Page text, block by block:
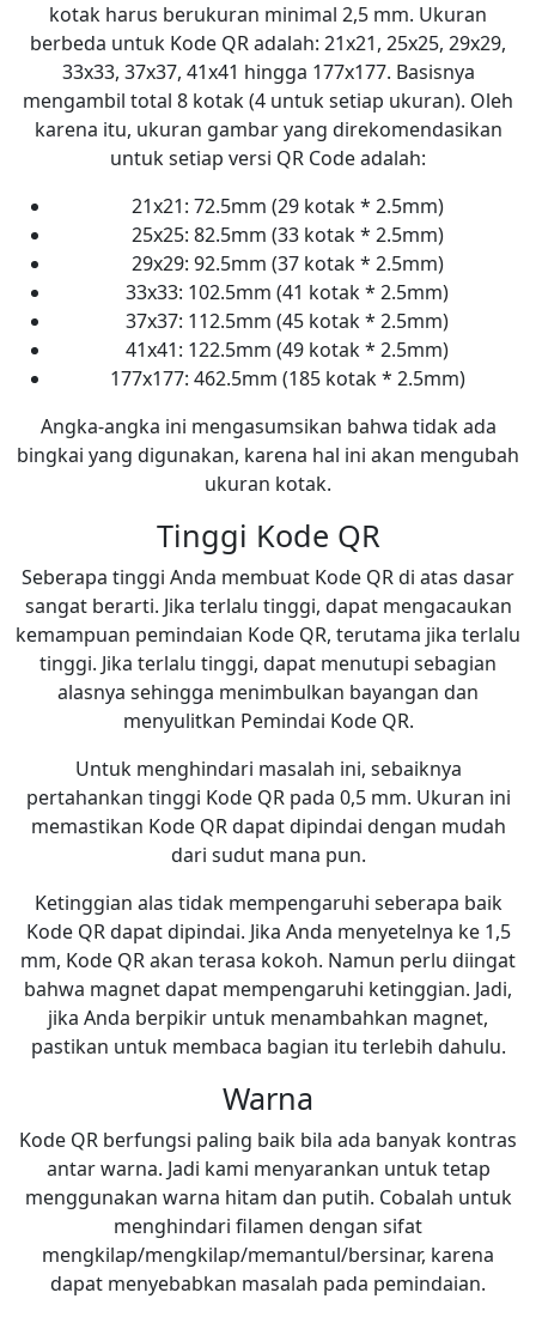
kotak harus berukuran minimal 2,5 mm. Ukuran
berbeda untuk Kode QR adalah: 21x21, 25x25, 29x29,
33x33, 37x37, 41x41 hingga 177x177. Basisnya
mengambil total 8 kotak (4 untuk setiap ukuran). Oleh
karena itu, ukuran gambar yang direkomendasikan
untuk setiap versi QR Code adalah:
21x21: 72.5mm (29 kotak * 2.5mm)
25x25: 82.5mm (33 kotak * 2.5mm)
29x29: 92.5mm (37 kotak * 2.5mm)
33x33: 102.5mm (41 kotak * 2.5mm)
37x37: 112.5mm (45 kotak * 2.5mm)
41x41: 122.5mm (49 kotak * 2.5mm)
177x177: 462.5mm (185 kotak * 2.5mm)
Angka-angka ini mengasumsikan bahwa tidak ada
bingkai yang digunakan, karena hal ini akan mengubah
ukuran kotak.
Tinggi Kode QR
Seberapa tinggi Anda membuat Kode QR di atas dasar
sangat berarti. Jika terlalu tinggi, dapat mengacaukan
kemampuan pemindaian Kode QR, terutama jika terlalu
tinggi. Jika terlalu tinggi, dapat menutupi sebagian
alasnya sehingga menimbulkan bayangan dan
menyulitkan Pemindai Kode QR.
Untuk menghindari masalah ini, sebaiknya
pertahankan tinggi Kode QR pada 0,5 mm. Ukuran ini
memastikan Kode QR dapat dipindai dengan mudah
dari sudut mana pun.
Ketinggian alas tidak mempengaruhi seberapa baik
Kode QR dapat dipindai. Jika Anda menyetelnya ke 1,5
mm, Kode QR akan terasa kokoh. Namun perlu diingat
bahwa magnet dapat mempengaruhi ketinggian. Jadi,
jika Anda berpikir untuk menambahkan magnet,
pastikan untuk membaca bagian itu terlebih dahulu.
Warna
Kode QR berfungsi paling baik bila ada banyak kontras
antar warna. Jadi kami menyarankan untuk tetap
menggunakan warna hitam dan putih. Cobalah untuk
menghindari filamen dengan sifat
mengkilap/mengkilap/memantul/bersinar, karena
dapat menyebabkan masalah pada pemindaian.